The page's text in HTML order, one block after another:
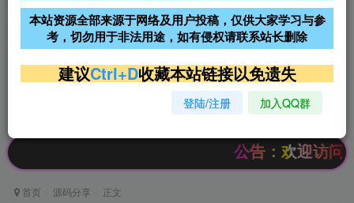
阿里云2核2G200M服务器68元/
年
雨云高防免备案服务器
超低价文字广告位招租 超低价文字广告位招租
超低价文字广告位招租
公告：欢迎访问辰光资源
首页 源码分享 正文
本站资源全部来源于网络及用户投稿，仅供大家学习与参
考，切勿用于非法用途，如有侵权请联系站长删除
建议Ctrl+D收藏本站链接以免遗失
登陆/注册 加入QQ群